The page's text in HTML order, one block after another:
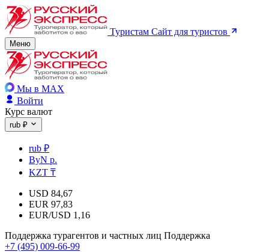
Туристам Сайт для туристов
Меню
Мы в MAX
Войти
Курс валют
rub ₽
rub ₽
ByN р.
KZT ₸
USD 84,67
EUR 97,83
EUR/USD 1,16
Поддержка турагентов и частных лиц Поддержка
+7 (495) 009-66-99